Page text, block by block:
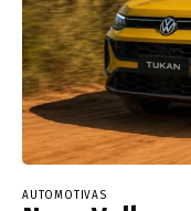
AUTOMOTIVAS